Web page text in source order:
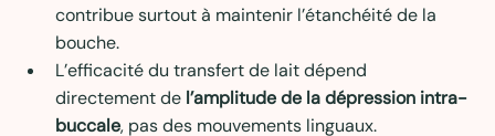
contribue surtout à maintenir l’étanchéité de la
bouche.
L’efficacité du transfert de lait dépend
directement de l’amplitude de la dépression intra-
buccale, pas des mouvements linguaux.